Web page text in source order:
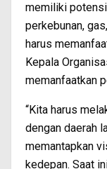
memiliki
perkebunan,
harus
Kepala
memanfaatkan
“Kita harus
dengan daerah
memantapkan
kedepan. Saat